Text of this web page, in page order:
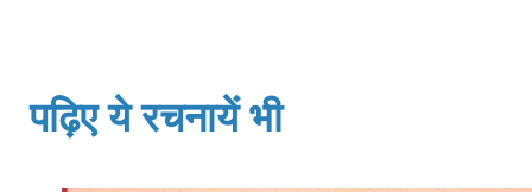
पढ़िए ये रचनायें भी